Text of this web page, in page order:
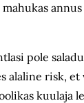
pole
risk, et
kuulaja